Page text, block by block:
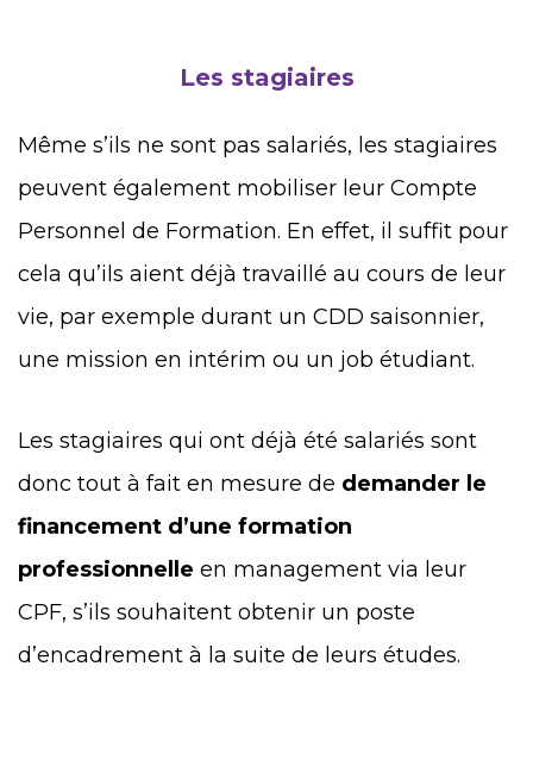
Les stagiaires
Même s’ils ne sont pas salariés, les stagiaires
peuvent également mobiliser leur Compte
Personnel de Formation. En effet, il suffit pour
cela qu’ils aient déjà travaillé au cours de leur
vie, par exemple durant un CDD saisonnier,
une mission en intérim ou un job étudiant.
Les stagiaires qui ont déjà été salariés sont
donc tout à fait en mesure de demander le
financement d’une formation
professionnelle en management via leur
CPF, s’ils souhaitent obtenir un poste
d’encadrement à la suite de leurs études.